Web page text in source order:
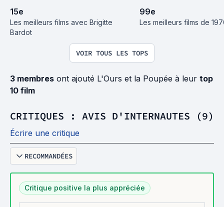
15e
Les meilleurs films avec Brigitte
Bardot
99e
Les meilleurs films de
VOIR TOUS LES TOPS
3 membres ont ajouté L'Ours et la Poupée à leur top
10 film
CRITIQUES : AVIS D'INTERNAUTES (9)
Écrire une critique
RECOMMANDÉES
Critique positive la plus appréciée